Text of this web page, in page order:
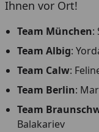
Ihnen vor Ort!
Team München:
Team Albig:
Team Calw:
Team Berlin:
Team
Balakariev